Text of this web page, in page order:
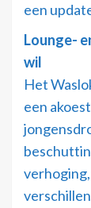
een
Lounge-
wil
Het
een